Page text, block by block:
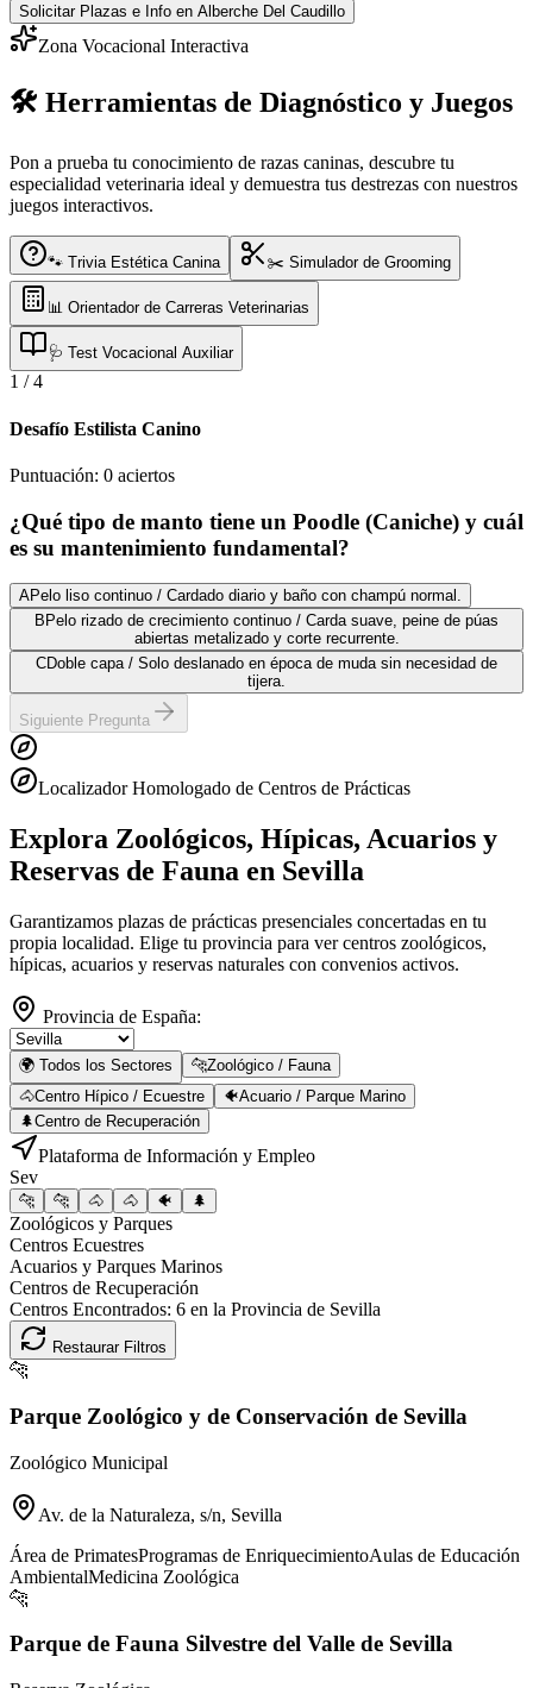
Solicitar Plazas e Info en Alberche Del Caudillo
Zona Vocacional Interactiva
🛠️ Herramientas de Diagnóstico y Juegos
Pon a prueba tu conocimiento de razas caninas, descubre tu
especialidad veterinaria ideal y demuestra tus destrezas con nuestros
juegos interactivos.
🐾 Trivia Estética Canina ✂️ Simulador de Grooming
📊 Orientador de Carreras Veterinarias
🩺 Test Vocacional Auxiliar
1 /4
Desafío Estilista Canino
Puntuación: 0 aciertos
¿Qué tipo de manto tiene un Poodle (Caniche) y cuál
es su mantenimiento fundamental?
APelo liso continuo / Cardado diario y baño con champú normal.
B Pelo rizado de crecimiento continuo / Carda suave, peine de púas
abiertas metalizado y corte recurrente.
CDoble capa / Solo deslanado en época de muda sin necesidad de
tijera.
Siguiente Pregunta
Localizador Homologado de Centros de Prácticas
Explora Zoológicos, Hípicas, Acuarios y
Reservas de Fauna en Sevilla
Garantizamos plazas de prácticas presenciales concertadas en tu
propia localidad. Elige tu provincia para ver centros zoológicos,
hípicas, acuarios y reservas naturales con convenios activos.
Provincia de España:
🌍 Todos los Sectores 🐆Zoológico / Fauna
🐴Centro Hípico / Ecuestre 🐠Acuario / Parque Marino
🌲Centro de Recuperación
Plataforma de Información y Empleo
Sev
🐆 🐆 🐴 🐴 🐠 🌲
Zoológicos y Parques
Centros Ecuestres
Acuarios y Parques Marinos
Centros de Recuperación
Centros Encontrados: 6 en la Provincia de Sevilla
Restaurar Filtros
🐆
Parque Zoológico y de Conservación de Sevilla
Zoológico Municipal
Av. de la Naturaleza, s/n, Sevilla
Área de PrimatesProgramas de EnriquecimientoAulas de Educación
AmbientalMedicina Zoológica
🐆
Parque de Fauna Silvestre del Valle de Sevilla